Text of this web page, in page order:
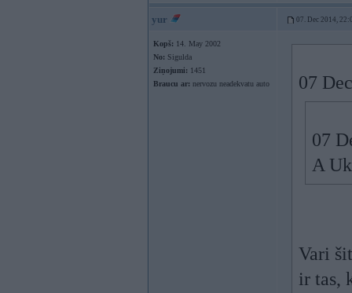
yur 07. Dec 2014,
Kopš: 14. May 2002
No: Sigulda
Ziņojumi: 1451
Braucu ar: nervozu neadekvatu auto 07
07
A
Vari
ir tas,